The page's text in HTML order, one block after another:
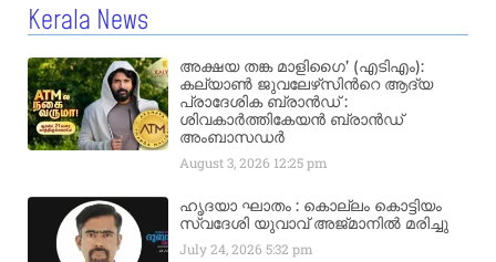
Kerala News
അക്ഷയ തങ്ക മാളിഗൈ’ (എടിഎം):
കല്യാണ്‍ ജുവലേഴ്‌സിന്‍റെ ആദ്യ
പ്രാദേശിക ബ്രാന്‍ഡ് :
ശിവകാര്‍ത്തികേയന്‍ ബ്രാന്‍ഡ്
അംബാസഡര്‍
August 3, 2026 12:25 pm
ഹൃദയാ ഘാതം : കൊല്ലം കൊട്ടിയം
സ്വദേശി യുവാവ് അജ്മാനിൽ മരിച്ചു
July 24, 20265:32 pm